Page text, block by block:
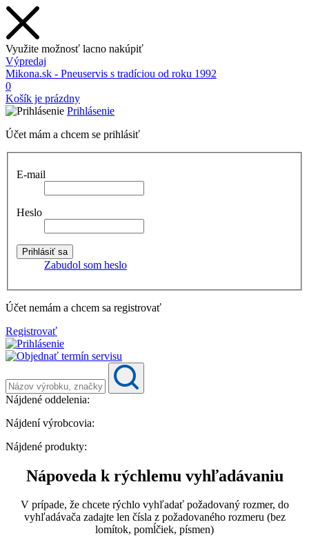
Využite možnosť lacno nakúpiť
Výpredaj
Mikona.sk - Pneuservis s tradíciou od roku 1992
0
Košík je prázdny
Prihlásenie
Účet mám a chcem se prihlásiť
E-mail
Heslo
Zabudol som heslo
Účet nemám a chcem sa registrovať
Registrovať
Nájdené oddelenia:
Nájdení výrobcovia:
Nájdené produkty:
Nápoveda k rýchlemu vyhľadávaniu
V prípade, že chcete rýchlo vyhľadať požadovaný rozmer, do
vyhľadávača zadajte len čísla z požadovaného rozmeru (bez
lomítok, pomĺčiek, písmen)